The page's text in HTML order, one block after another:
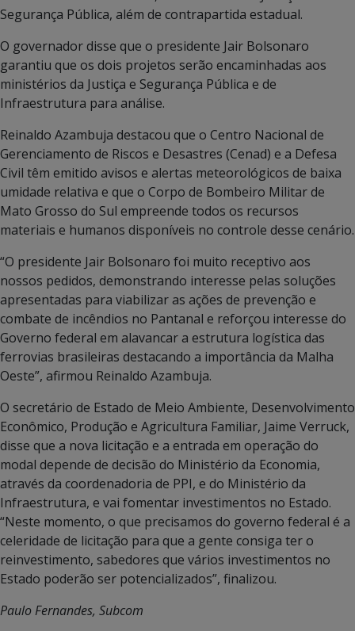
Segurança Pública, além de contrapartida estadual.
O governador disse que o presidente Jair Bolsonaro
garantiu que os dois projetos serão encaminhadas aos
ministérios da Justiça e Segurança Pública e de
Infraestrutura para análise.
Reinaldo Azambuja destacou que o Centro Nacional de
Gerenciamento de Riscos e Desastres (Cenad) e a Defesa
Civil têm emitido avisos e alertas meteorológicos de baixa
umidade relativa e que o Corpo de Bombeiro Militar de
Mato Grosso do Sul empreende todos os recursos
materiais e humanos disponíveis no controle desse cenário.
“O presidente Jair Bolsonaro foi muito receptivo aos
nossos pedidos, demonstrando interesse pelas soluções
apresentadas para viabilizar as ações de prevenção e
combate de incêndios no Pantanal e reforçou interesse do
Governo federal em alavancar a estrutura logística das
ferrovias brasileiras destacando a importância da Malha
Oeste”, afirmou Reinaldo Azambuja.
O secretário de Estado de Meio Ambiente, Desenvolvimento
Econômico, Produção e Agricultura Familiar, Jaime Verruck,
disse que a nova licitação e a entrada em operação do
modal depende de decisão do Ministério da Economia,
através da coordenadoria de PPI, e do Ministério da
Infraestrutura, e vai fomentar investimentos no Estado.
“Neste momento, o que precisamos do governo federal é a
celeridade de licitação para que a gente consiga ter o
reinvestimento, sabedores que vários investimentos no
Estado poderão ser potencializados”, finalizou.
Paulo Fernandes, Subcom